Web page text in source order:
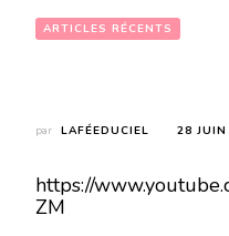
ARTICLES RÉCENTS
par LAFÉEDUCIEL 28
https://
ZM